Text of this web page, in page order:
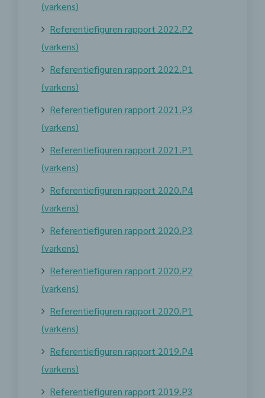
(varkens)
Referentiefiguren rapport 2022.P2
(varkens)
Referentiefiguren rapport 2022.P1
(varkens)
Referentiefiguren rapport 2021.P3
(varkens)
Referentiefiguren rapport 2021.P1
(varkens)
Referentiefiguren rapport 2020.P4
(varkens)
Referentiefiguren rapport 2020.P3
(varkens)
Referentiefiguren rapport 2020.P2
(varkens)
Referentiefiguren rapport 2020.P1
(varkens)
Referentiefiguren rapport 2019.P4
(varkens)
Referentiefiguren rapport 2019.P3